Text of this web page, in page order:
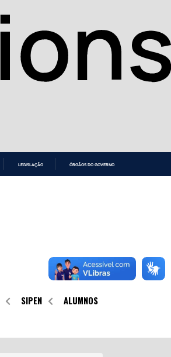
LEGISLAÇÃO ÓRGÃOS DO GOVERNO
SIPEN ALUMNOS